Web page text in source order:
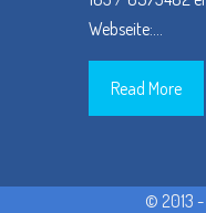
Webseite:
Read More
© 2013